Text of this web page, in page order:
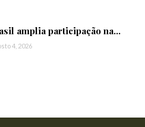
amplia participação na...
4, 2026